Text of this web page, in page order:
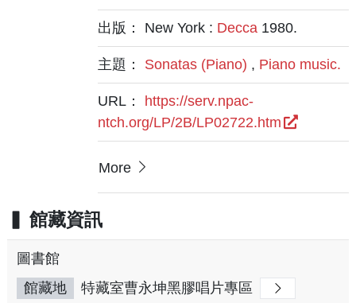
出版： New York : Decca 1980.
主題： Sonatas (Piano) , Piano music.
URL： https://serv.npac-
ntch.org/LP/2B/LP02722.htm
More
館藏資訊
圖書館
館藏地
特藏室曹永坤黑膠唱片專區